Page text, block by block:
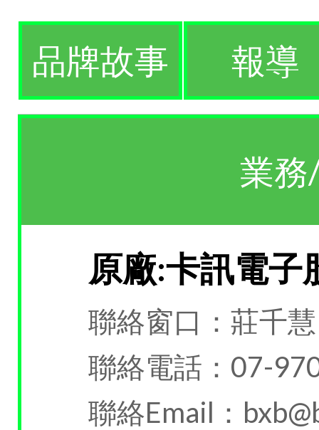
品牌故事 報導
業務
原廠:卡訊電子
聯絡窗口：莊千慧
聯絡電話：07-
聯絡Email：